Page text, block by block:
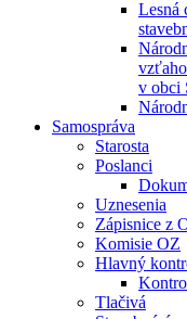
Lesná
v obci
Samospráva
Starosta
Poslanci
Uznesenia
Zápisnice z
Komisie OZ
Hlavný
Tlačivá